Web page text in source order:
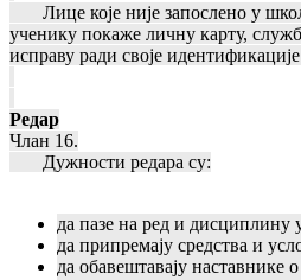
Лице које није запослено у
ученику покаже личну карту,
исправу ради своје
Редар
Члан 16.
Дужности редара су:
да пазе на ред и дисциплину
да припремају средства и
да обавештавају наставнике